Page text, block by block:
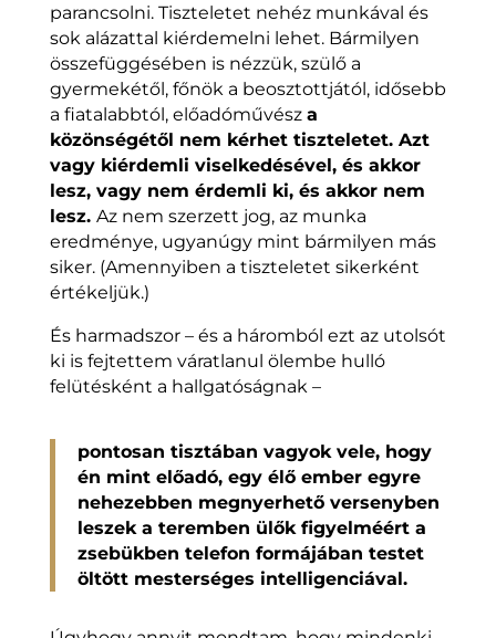
parancsolni. Tiszteletet nehéz munkával és
sok alázattal kiérdemelni lehet. Bármilyen
összefüggésében is nézzük, szülő a
gyermekétől, főnök a beosztottjától, idősebb
a fiatalabbtól, előadóművész a
közönségétől nem kérhet tiszteletet. Azt
vagy kiérdemli viselkedésével, és akkor
lesz, vagy nem érdemli ki, és akkor nem
lesz. Az nem szerzett jog, az munka
eredménye, ugyanúgy mint bármilyen más
siker. (Amennyiben a tiszteletet sikerként
értékeljük.)
És harmadszor – és a háromból ezt az utolsót
ki is fejtettem váratlanul ölembe hulló
felütésként a hallgatóságnak –
pontosan tisztában vagyok vele, hogy
én mint előadó, egy élő ember egyre
nehezebben megnyerhető versenyben
leszek a teremben ülők figyelméért a
zsebükben telefon formájában testet
öltött mesterséges intelligenciával.